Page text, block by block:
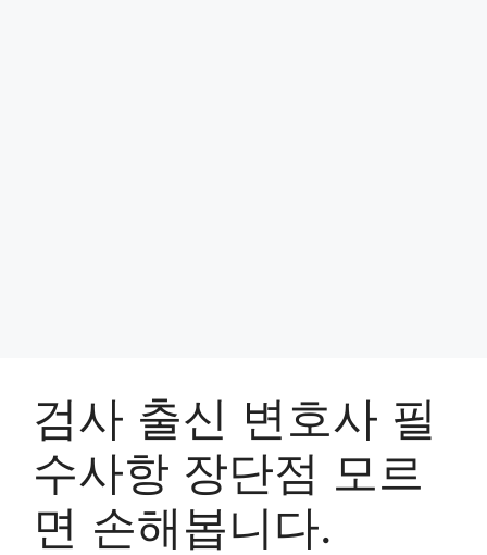
검사 출신 변호사 필
수사항 장단점 모르
면 손해봅니다.